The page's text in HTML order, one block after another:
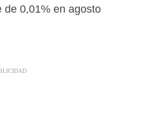
de 0,01% en agosto